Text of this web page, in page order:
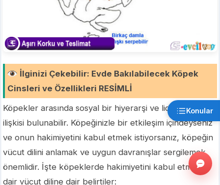
İlginizi Çekebilir: Evde Bakılabilecek Köpek
Cinsleri ve Özellikleri RESİMLİ
Köpekler arasında sosyal bir hiyerarşi ve lider-izleyici
ilişkisi bulunabilir. Köpeğinizle bir etkileşim içindeyseniz
ve onun hakimiyetini kabul etmek istiyorsanız, köpeğin
vücut dilini anlamak ve uygun davranışlar sergilemek
önemlidir. İşte köpeklerde hakimiyetini kabul etmeye
dair vücut diline dair belirtiler:
Konular